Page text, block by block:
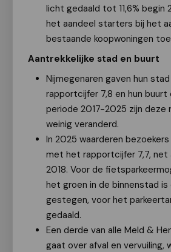
licht gedaald tot 11,6% begin
het aandeel starters bij het
bestaande koopwoningen
Aantrekkelijke stad en buurt
Nijmegenaren gaven hun
rapportcijfer 7,8 en hun buurt
periode 2017-2025 zijn deze
weinig veranderd.
In 2025 waarderen
met het rapportcijfer 7,7, net
2018. Voor de
het groen in de binnenstad is
gestegen, voor het
gedaald.
Een derde van alle Meld &
gaat over afval en vervuiling,